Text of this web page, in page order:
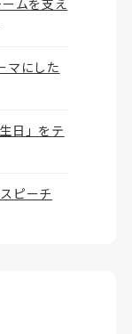
マにした
日」をテ
ピーチ